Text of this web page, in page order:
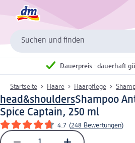
Suchen und finden
Dauerpreis - dauerhaft
Startseite Haare Haarpflege
head&shouldersShampoo
Spice Captain, 250 ml
4.7 (248 Bewertungen)